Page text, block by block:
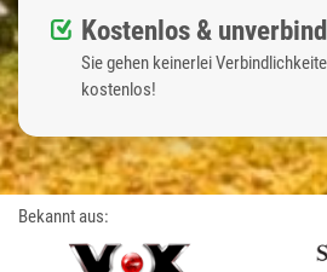
Kostenlos &
Sie gehen keinerlei
kostenlos!
Bekannt aus: